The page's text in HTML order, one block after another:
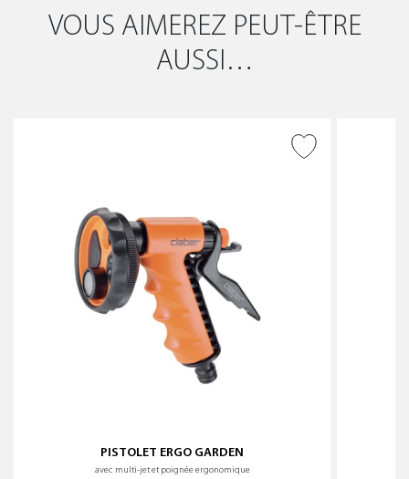
VOUS AIMEREZ PEUT-ÊTRE
AUSSI…
PISTOLET ERGO GARDEN
avec multi-jet et poignée ergonomique